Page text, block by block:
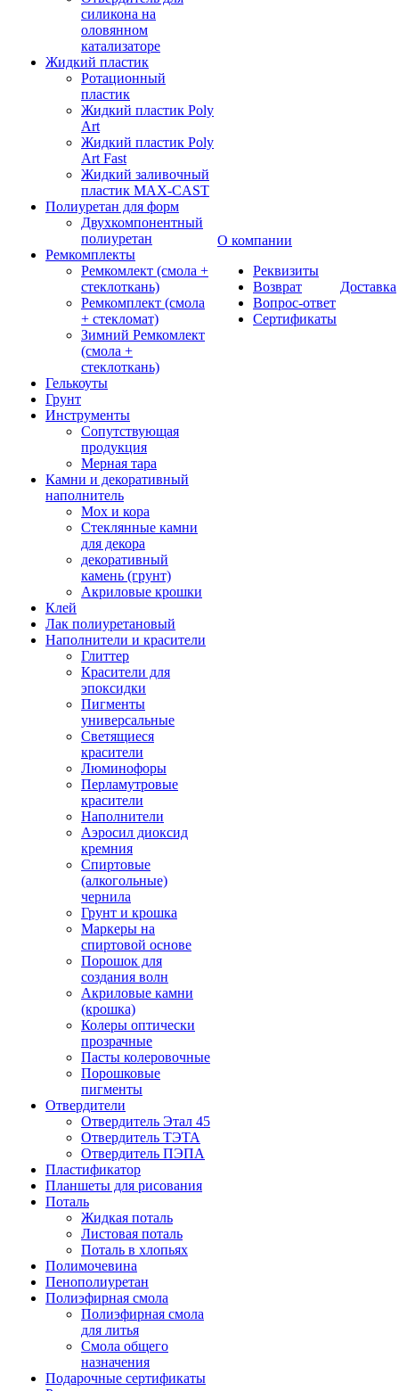
силикона на
оловянном
катализаторе
Жидкий пластик
Ротационный
пластик
Жидкий пластик Poly
Art
Жидкий пластик Poly
Art Fast
Жидкий заливочный
пластик MAX-CAST
Полиуретан для форм
Двухкомпонентный
полиуретан
Ремкомплекты
Ремкомлект (смола +
стеклоткань)
Ремкомплект (смола
+ стекломат)
Зимний Ремкомлект
(смола +
стеклоткань)
Гелькоуты
Грунт
Инструменты
Сопутствующая
продукция
Мерная тара
Камни и декоративный
наполнитель
Мох и кора
Стеклянные камни
для декора
декоративный
камень (грунт)
Акриловые крошки
Клей
Лак полиуретановый
Наполнители и красители
Глиттер
Красители для
эпоксидки
Пигменты
универсальные
Светящиеся
красители
Люминофоры
Перламутровые
красители
Наполнители
Аэросил диоксид
кремния
Спиртовые
(алкогольные)
чернила
Грунт и крошка
Маркеры на
спиртовой основе
Порошок для
создания волн
Акриловые камни
(крошка)
Колеры оптически
прозрачные
Пасты колеровочные
Порошковые
пигменты
Отвердители
Отвердитель Этал 45
Отвердитель ТЭТА
Отвердитель ПЭПА
Пластификатор
Планшеты для рисования
Поталь
Жидкая поталь
Листовая поталь
Поталь в хлопьях
Полимочевина
Пенополиуретан
Полиэфирная смола
Полиэфирная смола
для литья
Смола общего
назначения
Подарочные сертификаты
О компании
Реквизиты
Возврат
Вопрос-ответ
Сертификаты
Доставка